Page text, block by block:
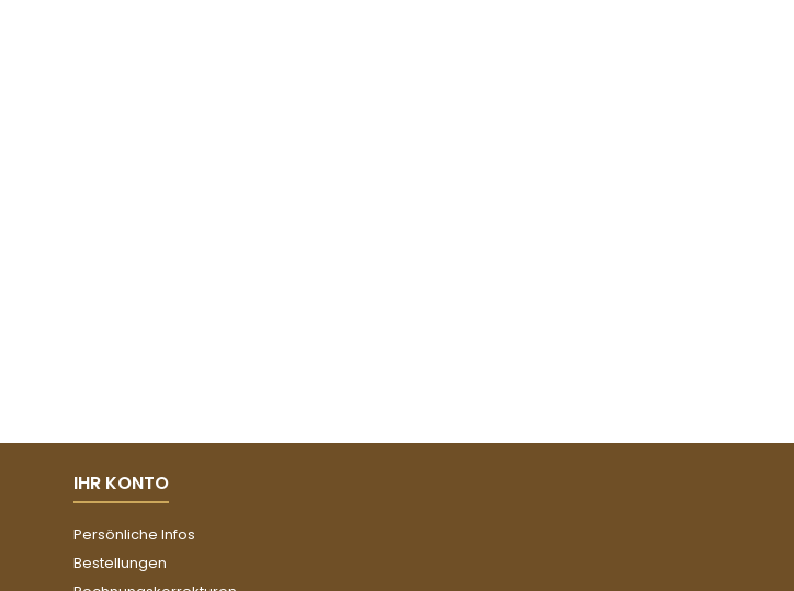
IHR KONTO
Persönliche Infos
Bestellungen